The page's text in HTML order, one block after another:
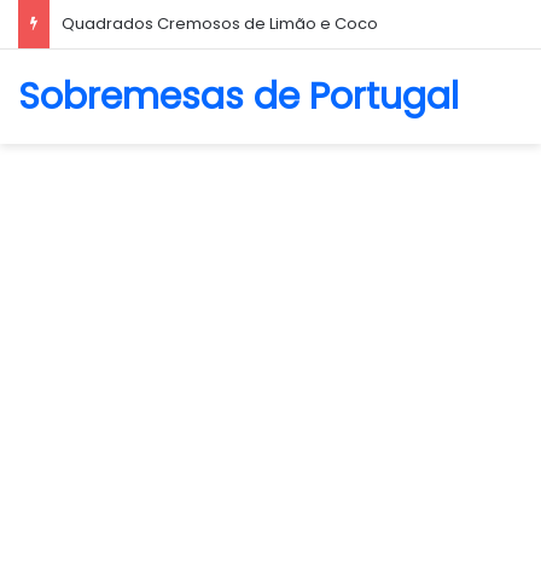
Quadrados Cremosos de Limão e Coco
Sobremesas de Portugal